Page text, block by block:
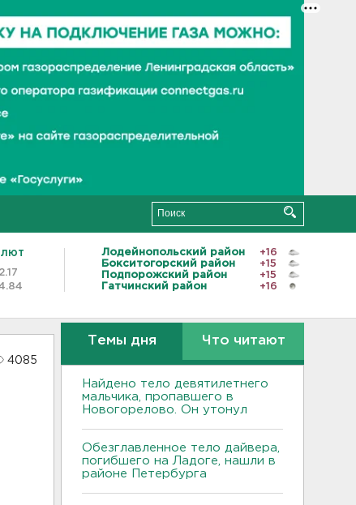
Лодейнопольский район
+16
Бокситогорский район
+15
Подпорожский район
+15
Гатчинский район
+16
4085
Темы дня Что читают
Найдено тело девятилетнего
мальчика, пропавшего в
Новогорелово. Он утонул
Обезглавленное тело дайвера,
погибшего на Ладоге, нашли в
районе Петербурга